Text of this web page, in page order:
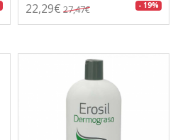
22,29€ 27,47€ - 19%